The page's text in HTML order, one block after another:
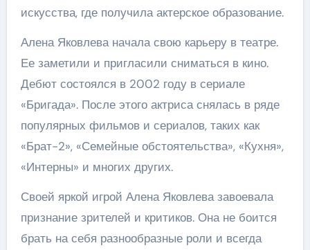
искусства, где получила актерское образование.
Алена Яковлева начала свою карьеру в театре.
Ее заметили и пригласили сниматься в кино.
Дебют состоялся в 2002 году в сериале
«Бригада». После этого актриса снялась в ряде
популярных фильмов и сериалов, таких как
«Брат-2», «Семейные обстоятельства», «Кухня»,
«Интерны» и многих других.
Своей яркой игрой Алена Яковлева завоевала
признание зрителей и критиков. Она не боится
брать на себя разнообразные роли и всегда